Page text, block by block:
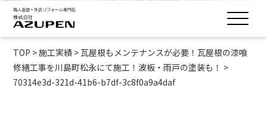
TOP >施工実績 > 瓦屋根もメンテナンスが必要！瓦屋根の漆喰
修繕工事を川島町松永にて施工！波板・雨戸の塗装も！ >
70314e3d-321d-41b6-b7df-3c8f0a9a4daf